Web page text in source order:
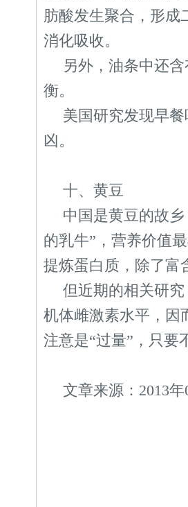
肪酸发生聚合，形成
消化吸收。
另外，油条中还
衡。
美国研究发现早
凶。
十、黄豆
中国是黄豆的故
的乳牛”，营养价值
提炼蛋白质，除了富
但近期的相关研
机体雌激素水平，因
注意是“过量”，只要
文章来源：2013